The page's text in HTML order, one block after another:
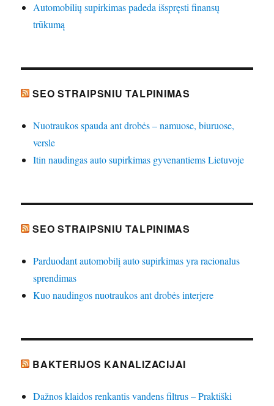
Automobilių supirkimas padeda išspręsti finansų
trūkumą
SEO STRAIPSNIU TALPINIMAS
Nuotraukos spauda ant drobės – namuose, biuruose,
versle
Itin naudingas auto supirkimas gyvenantiems Lietuvoje
SEO STRAIPSNIU TALPINIMAS
Parduodant automobilį auto supirkimas yra racionalus
sprendimas
Kuo naudingos nuotraukos ant drobės interjere
BAKTERIJOS KANALIZACIJAI
Dažnos klaidos renkantis vandens filtrus – Praktiški